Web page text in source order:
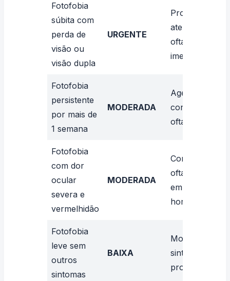
Fotofobia
súbita com
perda de
visão ou
visão dupla
URGENTE
Procure
atendimento
oftalmológico
imediato
Fotofobia
persistente
por mais de
1 semana
MODERADA
Agende
consulta
oftalmológica
Fotofobia
com dor
ocular
severa e
vermelhidão
MODERADA
Consulte
oftalmologista
em 48-72
horas
Fotofobia
leve sem
outros
sintomas
BAIXA
Monitore
sintomas e use
proteção solar